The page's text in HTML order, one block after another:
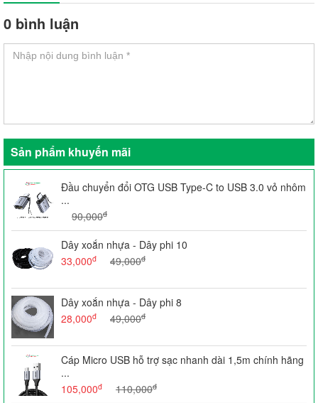
0 bình luận
Sản phẩm khuyến mãi
Đầu chuyển đổi OTG USB Type-C to USB 3.0 vỏ nhôm
...
90,000đ
Dây xoắn nhựa - Dây phi 10
33,000đ 49,000đ
Dây xoắn nhựa - Dây phi 8
28,000đ 49,000đ
Cáp Micro USB hỗ trợ sạc nhanh dài 1,5m chính hãng
...
105,000đ 110,000đ